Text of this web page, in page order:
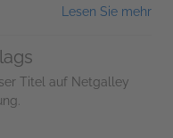
Lesen Sie mehr
Titel auf Netgalley